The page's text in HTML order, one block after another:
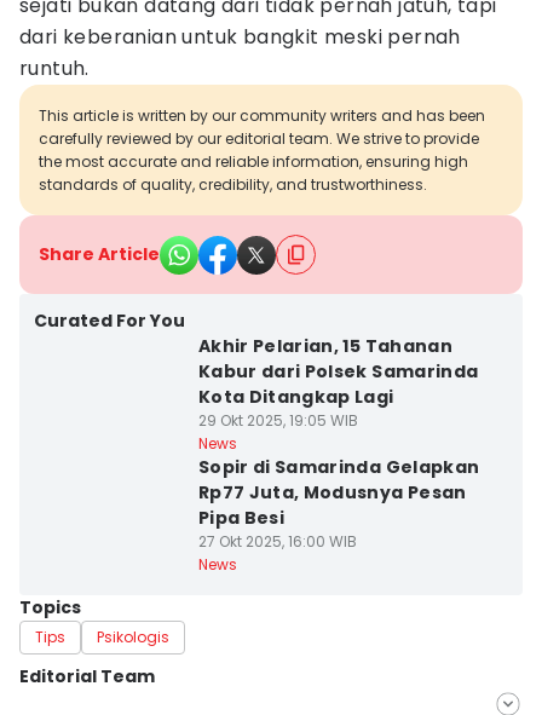
dari keberanian untuk bangkit meski pernah
runtuh.
This article is written by our community writers and has been
carefully reviewed by our editorial team. We strive to provide
the most accurate and reliable information, ensuring high
standards of quality, credibility, and trustworthiness.
Share Article
Curated For You
Akhir Pelarian, 15 Tahanan
Kabur dari Polsek Samarinda
Kota Ditangkap Lagi
29 Okt 2025, 19:05 WIB
News
Sopir di Samarinda Gelapkan
Rp77 Juta, Modusnya Pesan
Pipa Besi
27 Okt 2025, 16:00 WIB
News
Topics
Tips Psikologis
Editorial Team